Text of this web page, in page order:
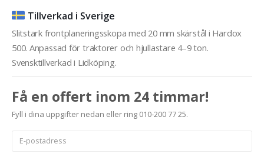
Tillverkad i Sverige
Slitstark frontplaneringsskopa med 20 mm skärstål i Hardox
500. Anpassad för traktorer och hjullastare 4–9 ton.
Svensktillverkad i Lidköping.
Få en offert inom 24 timmar!
Fyll i dina uppgifter nedan eller ring 010-200 77 25.